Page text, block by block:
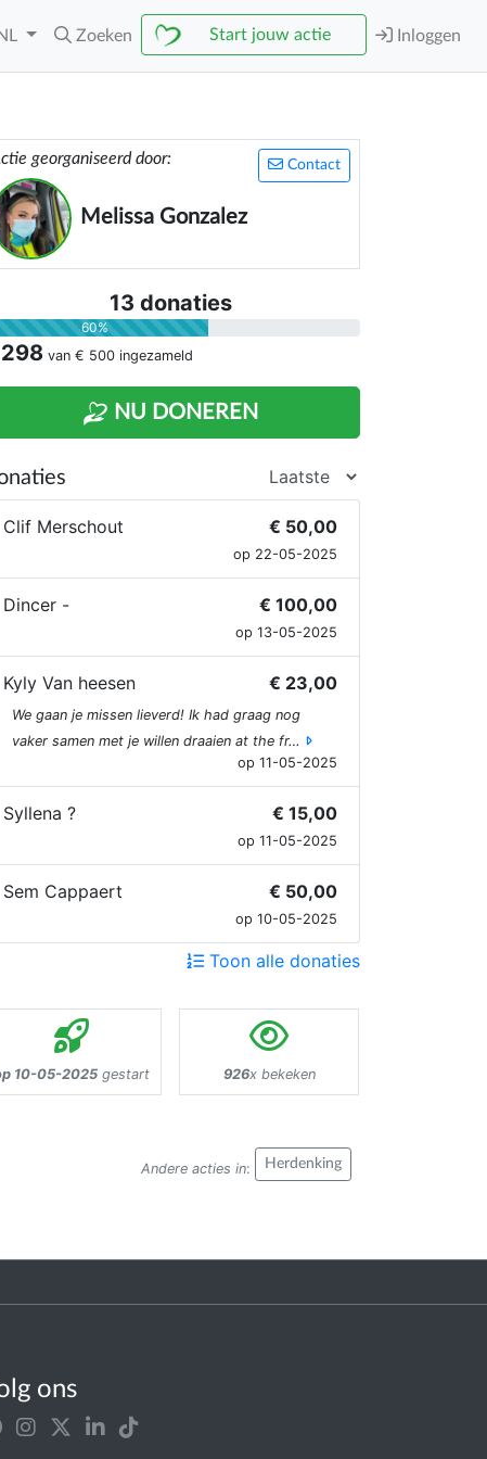
NL Zoeken Start jouw actie Inloggen
Contact
georganiseerd door:
Melissa Gonzalez
13 donaties
60%
van € 500 ingezameld
NU DONEREN
Clif Merschout € 50,00
op 22-05-2025
Dincer - € 100,00
op 13-05-2025
Kyly Van heesen € 23,00
We gaan je missen lieverd! Ik had graag nog
vaker samen met je willen draaien at the fr…
op 11-05-2025
Syllena ? € 15,00
op 11-05-2025
Sem Cappaert € 50,00
op 10-05-2025
Toon alle donaties
10-05-2025 gestart 926x bekeken
Andere acties in: Herdenking
ons